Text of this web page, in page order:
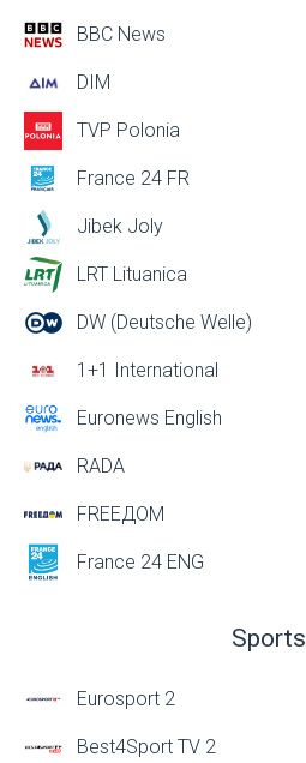
BBC News
DIM
TVP Polonia
France 24 FR
Jibek Joly
LRT Lituanica
DW (Deutsche Welle)
1+1 International
Euronews English
RADA
FREEДОМ
France 24 ENG
Sports
Eurosport 2
Best4Sport TV 2